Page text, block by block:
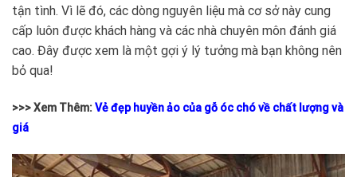
tận tình. Vì lẽ đó, các dòng nguyên liệu mà cơ sở này cung
cấp luôn được khách hàng và các nhà chuyên môn đánh giá
cao. Đây được xem là một gợi ý lý tưởng mà bạn không nên
bỏ qua!
>>> Xem Thêm:Vẻ đẹp huyền ảo của gỗ óc chó về chất lượng và
giá